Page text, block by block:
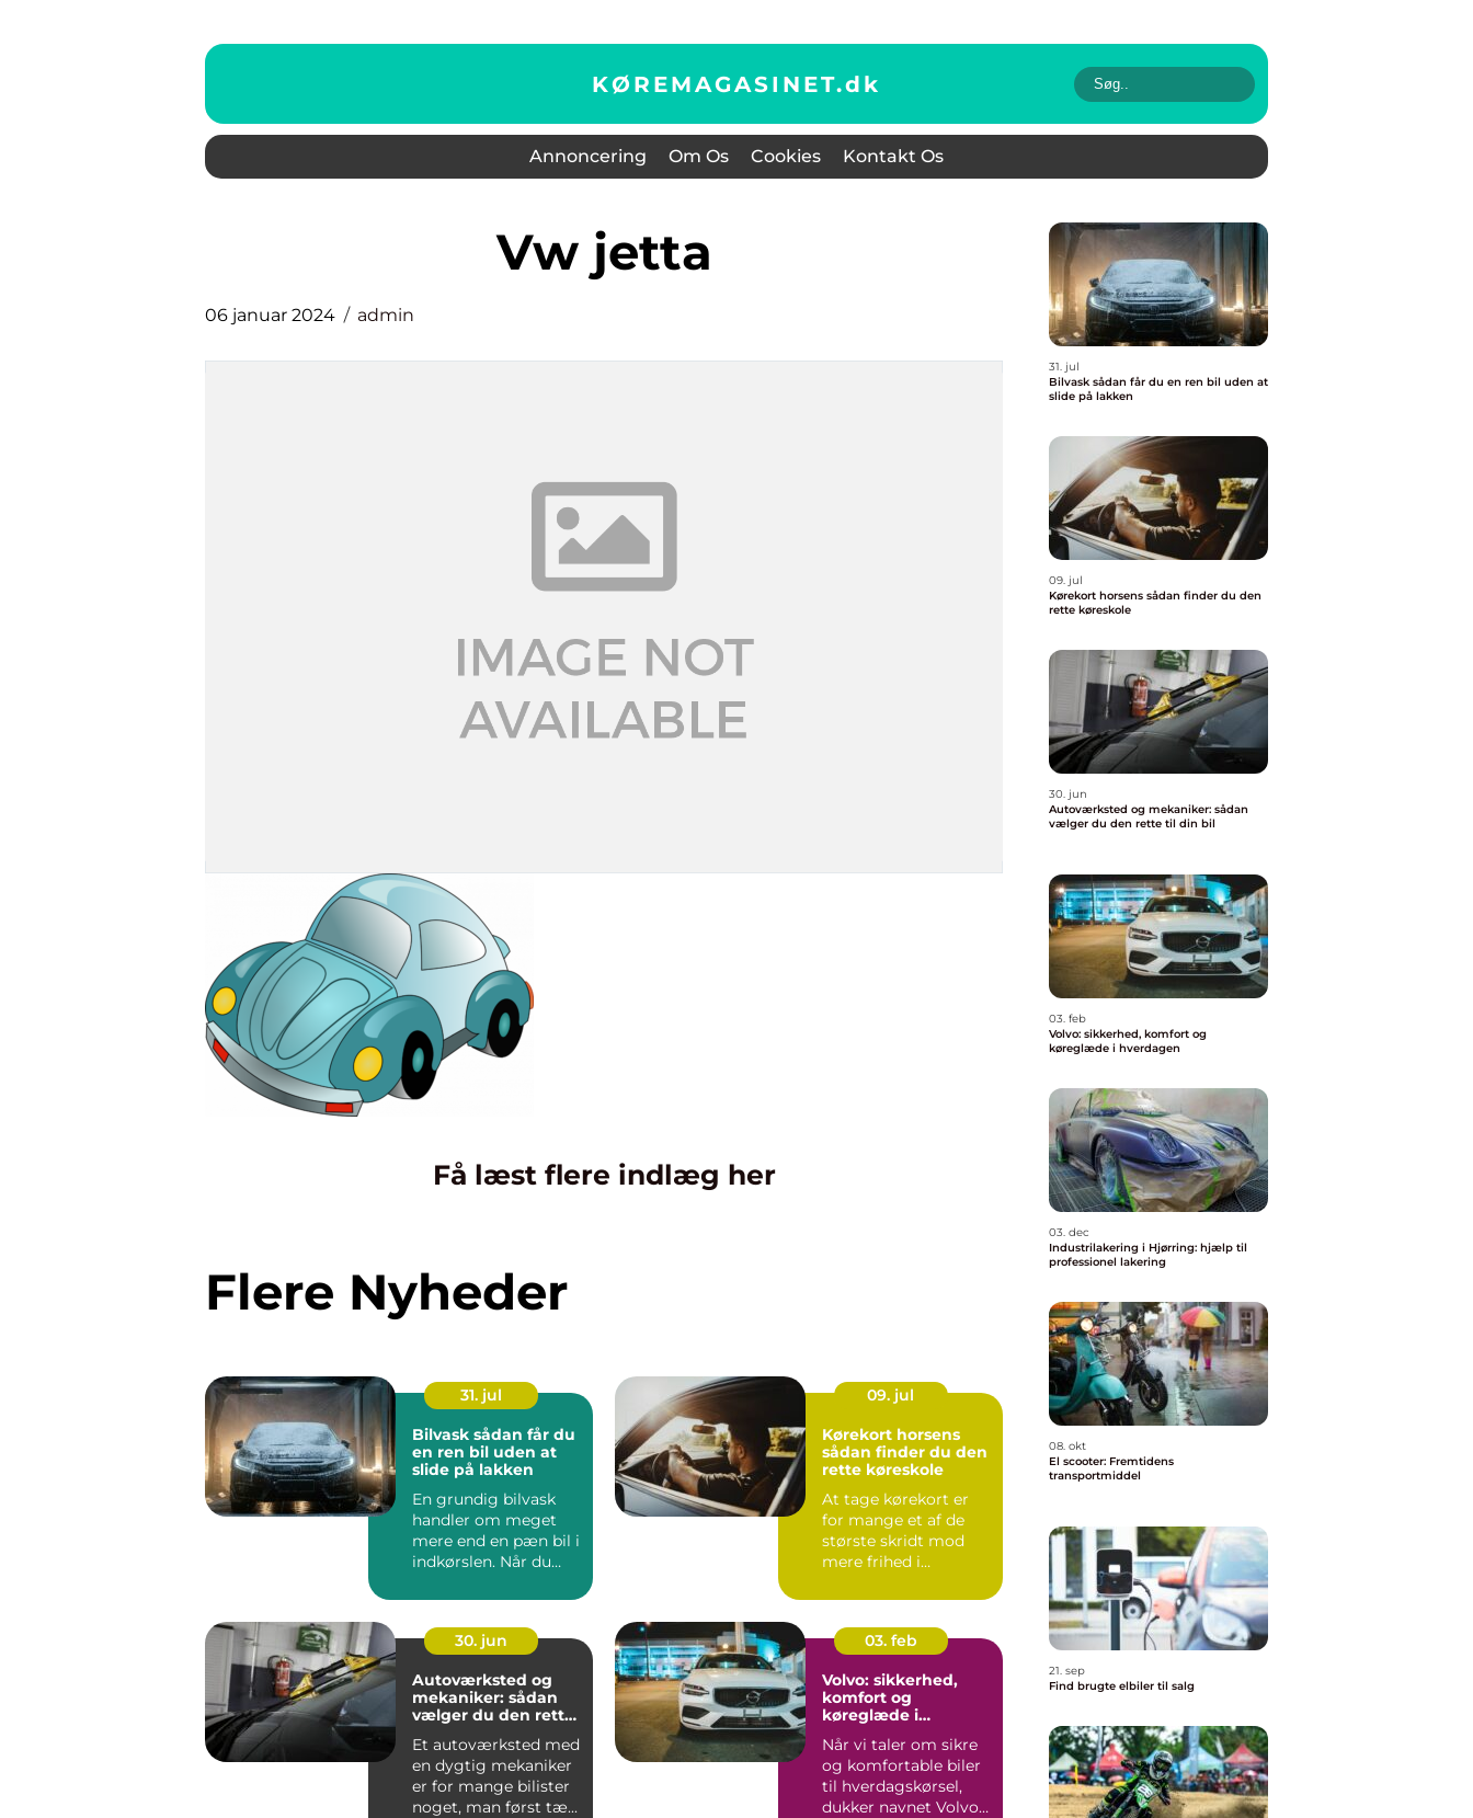
KØREMAGASINET.dk
Annoncering Om Os Cookies Kontakt Os
vw jetta
06 januar 2024 admin
Få læst flere indlæg her
Flere Nyheder
31. jul
Bilvask sådan får du
en ren bil uden at
slide på lakken
En grundig bilvask
handler om meget
mere end en pæn bil i
indkørslen. Når du
fjerner...
09. jul
Kørekort horsens
sådan finder du den
rette køreskole
At tage kørekort er
for mange et af de
største skridt mod
mere frihed i
om du går ...
30. jun
Autoværksted og
mekaniker: sådan
vælger du den rette
Et autoværksted med
en dygtig mekaniker
er for mange bilister
noget, man først tæ...
03. feb
Volvo: sikkerhed,
komfort og
køreglæde i
Når vi taler om sikre
og komfortable biler
til hverdagskørsel,
dukker navnet Volvo
31. jul
Bilvask sådan får du en ren bil uden at
slide på lakken
09. jul
Kørekort horsens sådan finder du den
rette køreskole
30. jun
Autoværksted og mekaniker: sådan
vælger du den rette til din bil
03. feb
Volvo: sikkerhed, komfort og
køreglæde i hverdagen
03. dec
Industrilakering i Hjørring: hjælp til
professionel lakering
08. okt
El scooter: Fremtidens
transportmiddel
21. sep
Find brugte elbiler til salg